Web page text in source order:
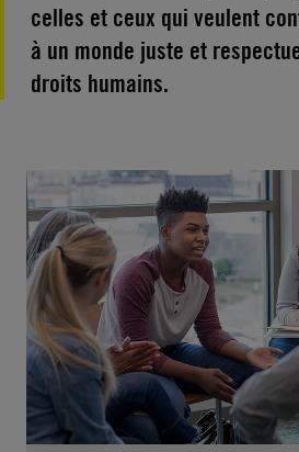
celles et ceux qui veulent
à un monde juste et
droits humains.